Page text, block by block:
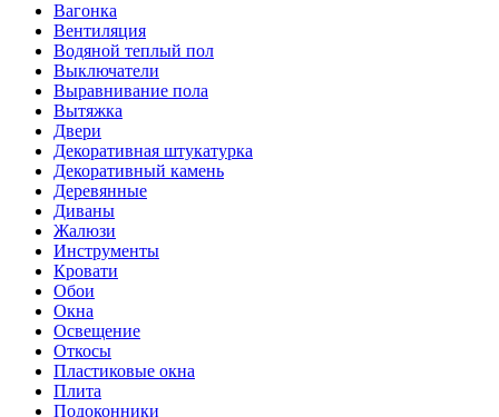
Вагонка
Вентиляция
Водяной теплый пол
Выключатели
Выравнивание пола
Вытяжка
Двери
Декоративная штукатурка
Декоративный камень
Деревянные
Диваны
Жалюзи
Инструменты
Кровати
Обои
Окна
Освещение
Откосы
Пластиковые окна
Плита
Подоконники